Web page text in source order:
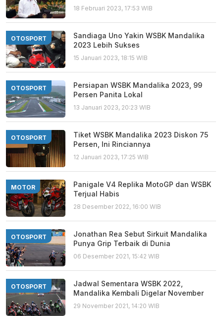
18 Februari 2023, 17:53 WIB
OTOSPORT
Sandiaga Uno Yakin WSBK Mandalika
2023 Lebih Sukses
15 Januari 2023, 18:15 WIB
OTOSPORT
Persiapan WSBK Mandalika 2023, 99
Persen Panita Lokal
13 Januari 2023, 20:23 WIB
OTOSPORT
Tiket WSBK Mandalika 2023 Diskon 75
Persen, Ini Rinciannya
12 Januari 2023, 17:25 WIB
MOTOR
Panigale V4 Replika MotoGP dan WSBK
Terjual Habis
28 Desember 2022, 16:00 WIB
OTOSPORT
Jonathan Rea Sebut Sirkuit Mandalika
Punya Grip Terbaik di Dunia
06 Desember 2021, 15:42 WIB
OTOSPORT
Jadwal Sementara WSBK 2022,
Mandalika Kembali Digelar November
29 November 2021, 14:20 WIB